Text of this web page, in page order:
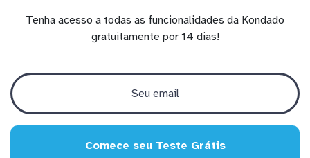
Tenha acesso a todas as funcionalidades da Kondado
gratuitamente por 14 dias!
Comece seu Teste Grátis